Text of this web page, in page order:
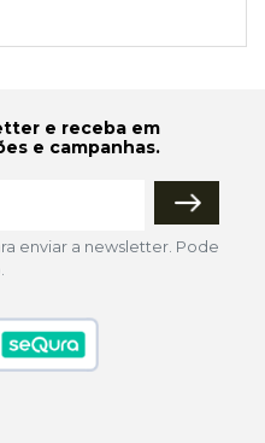
e receba em
e campanhas.
enviar a newsletter. Pode